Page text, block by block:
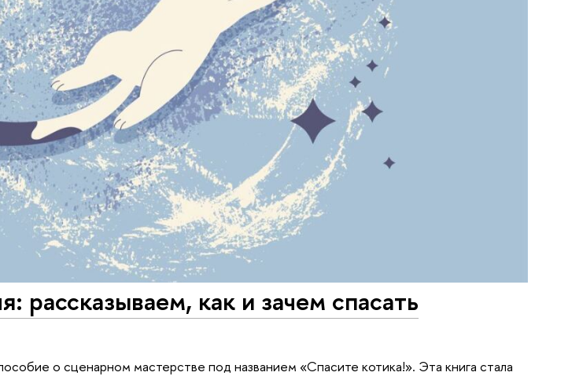
рассказываем, как и зачем спасать
о сценарном мастерстве под названием «Спасите котика!». Эта книга стала